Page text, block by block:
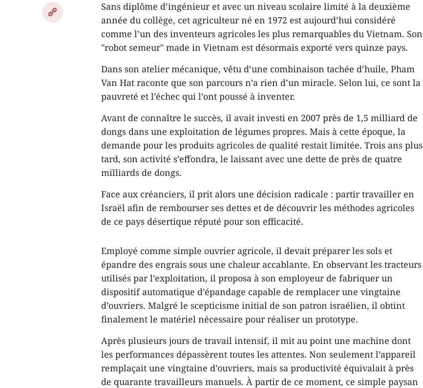
Sans diplôme d’ingénieur et avec un niveau scolaire limité à la deuxième
année du collège, cet agriculteur né en 1972 est aujourd’hui considéré
comme l’un des inventeurs agricoles les plus remarquables du Vietnam. Son
"robot semeur" made in Vietnam est désormais exporté vers quinze pays.
Dans son atelier mécanique, vêtu d’une combinaison tachée d’huile, Pham
Van Hat raconte que son parcours n’a rien d’un miracle. Selon lui, ce sont la
pauvreté et l’échec qui l’ont poussé à inventer.
Avant de connaître le succès, il avait investi en 2007 près de 1,5 milliard de
dongs dans une exploitation de légumes propres. Mais à cette époque, la
demande pour les produits agricoles de qualité restait limitée. Trois ans plus
tard, son activité s’effondra, le laissant avec une dette de près de quatre
milliards de dongs.
Face aux créanciers, il prit alors une décision radicale : partir travailler en
Israël afin de rembourser ses dettes et de découvrir les méthodes agricoles
de ce pays désertique réputé pour son efficacité.
Employé comme simple ouvrier agricole, il devait préparer les sols et
épandre des engrais sous une chaleur accablante. En observant les tracteurs
utilisés par l’exploitation, il proposa à son employeur de fabriquer un
dispositif automatique d’épandage capable de remplacer une vingtaine
d’ouvriers. Malgré le scepticisme initial de son patron israélien, il obtint
finalement le matériel nécessaire pour réaliser un prototype.
Après plusieurs jours de travail intensif, il mit au point une machine dont
les performances dépassèrent toutes les attentes. Non seulement l’appareil
remplaçait une vingtaine d’ouvriers, mais sa productivité équivalait à près
de quarante travailleurs manuels. À partir de ce moment, ce simple paysan